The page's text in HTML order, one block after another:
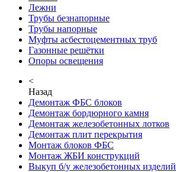
Лежни
Трубы безнапорные
Трубы напорные
Муфты асбестоцементных труб
Газонные решётки
Опоры освещения
<
Назад
Демонтаж ФБС блоков
Демонтаж бордюрного камня
Демонтаж железобетонных лотков
Демонтаж плит перекрытия
Монтаж блоков ФБС
Монтаж ЖБИ конструкций
Выкуп б/у железобетонных изделий